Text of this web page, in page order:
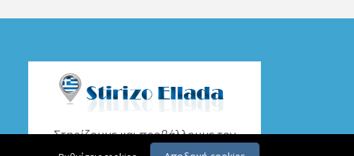
Στηρίζουμε και προβάλλουμε τον